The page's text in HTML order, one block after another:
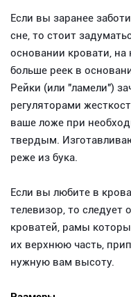
Если вы заранее
сне, то стоит
основании кровати,
больше реек в
Рейки (или "ламели")
регуляторами
ваше ложе при
твердым.
реже из бука.
Если вы любите в
телевизор, то следует
кроватей, рамы
их верхнюю часть,
нужную вам высоту.